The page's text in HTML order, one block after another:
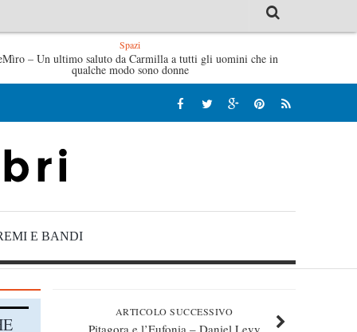
Jan Gaggetta Tutte le mattine di Sybil – Virginia Evans
Spazi
– Un ultimo saluto da Carmilla a tutti gli uomini che in
qualche modo sono donne
E BANDI
ARTICOLO SUCCESSIVO
Pitagora e l’Eufonia – Daniel Levy